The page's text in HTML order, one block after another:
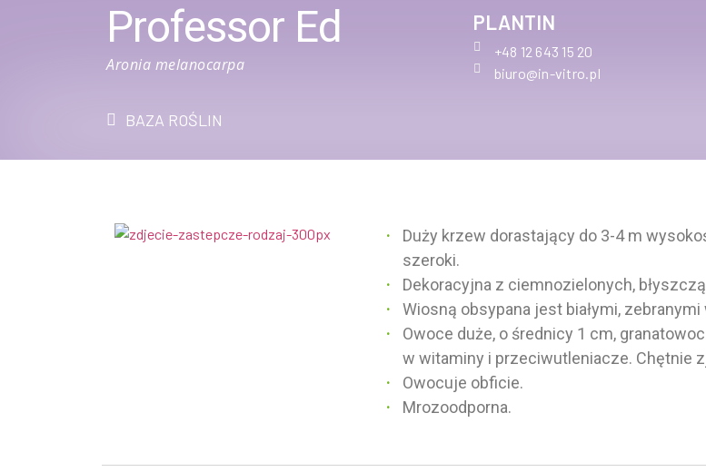
Professor Ed
Aronia melanocarpa
BAZA ROŚLIN
PLANTIN
+48 12 643 15 20
biuro@in-vitro.pl
Duży krzew dorastający do 3-4 m
szeroki.
Dekoracyjna z ciemnozielonych,
Wiosną obsypana jest białymi,
Owoce duże, o średnicy 1 cm,
w witaminy i przeciwutleniacze. Chętnie
Owocuje obficie.
Mrozoodporna.